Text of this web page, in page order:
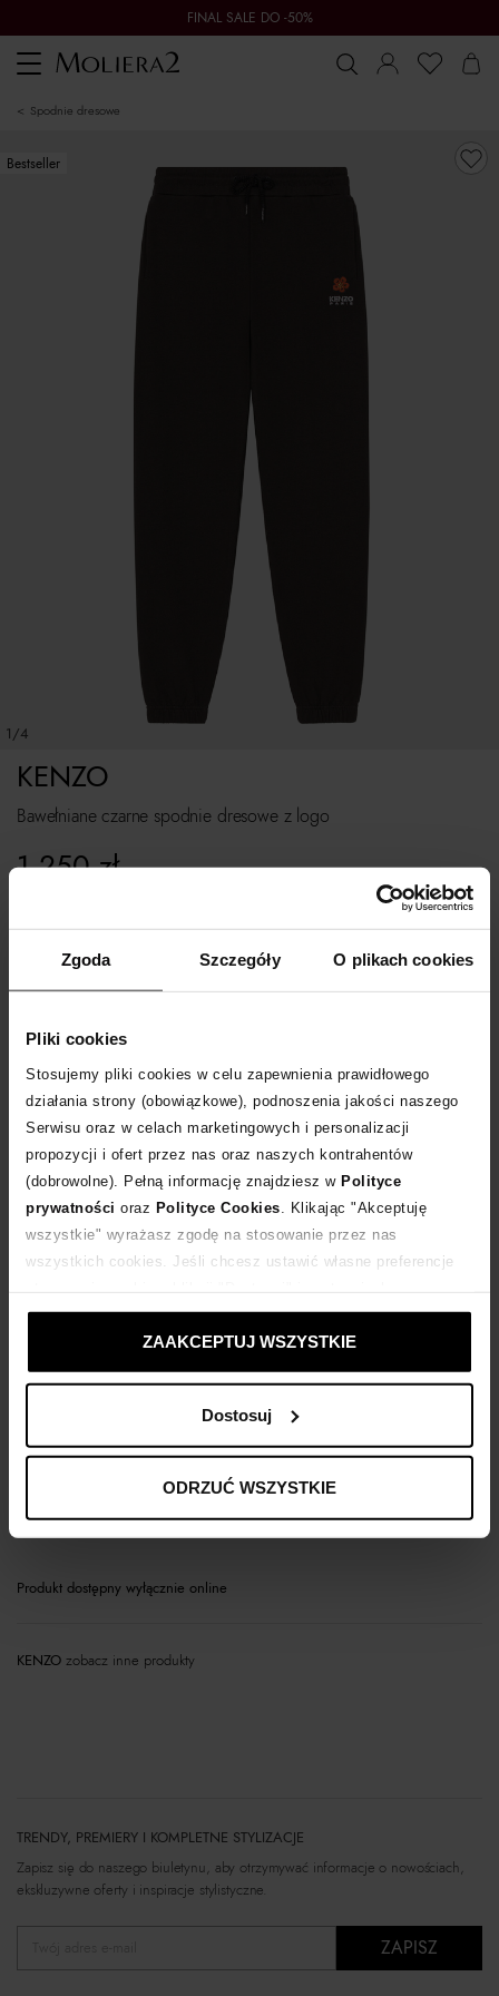
Zgoda Szczegóły O plikach cookies
Pliki cookies
Stosujemy pliki cookies w celu zapewnienia prawidłowego
działania strony (obowiązkowe), podnoszenia jakości naszego
Serwisu oraz w celach marketingowych i personalizacji
propozycji i ofert przez nas oraz naszych kontrahentów
(dobrowolne). Pełną informację znajdziesz w Polityce
prywatności oraz Polityce Cookies . Klikając "Akceptuję
wszystkie" wyrażasz zgodę na stosowanie przez nas
wszystkich cookies. Jeśli chcesz ustawić własne preferencje
ustawienia prywatności.
ZAAKCEPTUJ WSZYSTKIE
Dostosuj
ODRZUĆ WSZYSTKIE
FINAL SALE DO -50%
Toggle
navigation
spodnie dresowe
Bestseller
1/4
Bawełniane czarne spodnie dresowe z logo
KENZO
1 250zł
Rozmiarówka zaniżona. Polecamy kupować o 1 rozmiar większe.
Tabela rozmiarów
DODAJ DO KOSZYKA
Dostawa od 0 zł
14 dni na zwrot towaru
+250 punktówzyskujesz w Klubie Korzyści Sprawdź
Kup teraz, Zapłać później!
Opis produktu
Materiał
Produkt dostępny wyłącznie online
KENZO zobacz inne produkty
TRENDY, PREMIERY I KOMPLETNE STYLIZACJE
Zapisz się do naszego biuletynu, aby otrzymywać informacje o nowościach,
ekskluzywne oferty i inspiracje stylistyczne.
ZAPISZ